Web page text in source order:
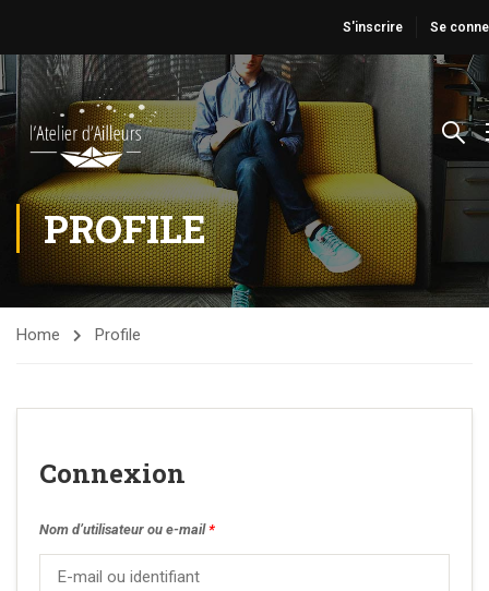
S'inscrire Se
PROFILE
Home Profile
Connexion
Nom d’utilisateur ou e-mail*